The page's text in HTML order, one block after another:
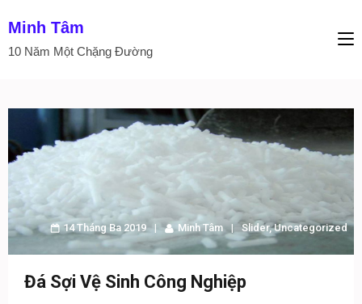
Minh Tâm
10 Năm Một Chặng Đường
14 Tháng Ba 2019 Minh Tâm Slider,Uncategorized
Đá Sợi Vệ Sinh Công Nghiệp